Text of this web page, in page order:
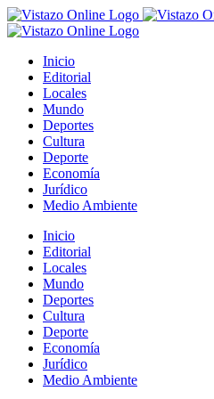
Saltar
al
Inicio
Editorial
Locales
Mundo
Deportes
Cultura
Deporte
Economía
Jurídico
Medio Ambiente
Inicio
Editorial
Locales
Mundo
Deportes
Cultura
Deporte
Economía
Jurídico
Medio Ambiente